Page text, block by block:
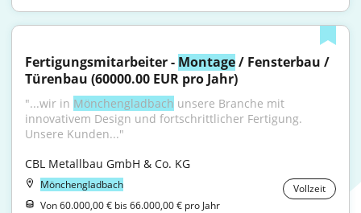
Fertigungsmitarbeiter - Montage / Fensterbau /
Türenbau (60000.00 EUR pro Jahr)
"...wir in Mönchengladbach unsere Branche mit
innovativem Design und fortschrittlicher Fertigung.
Unsere Kunden..."
CBL Metallbau GmbH & Co. KG
Mönchengladbach
Vollzeit
Von 60.000,00 € bis 66.000,00 € pro Jahr